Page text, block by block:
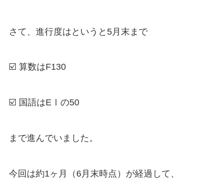
さて、進行度はというと5月末まで
☑️ 算数はF130
☑️ 国語はEⅠの50
まで進んでいました。
今回は約1ヶ月（6月末時点）が経過して、